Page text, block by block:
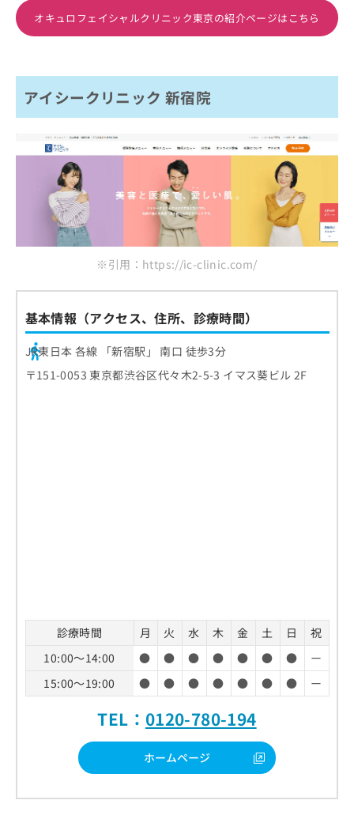
オキュロフェイシャルクリニック東京の紹介ページはこちら
アイシークリニック 新宿院
※引用：https://ic-clinic.com/
基本情報（アクセス、住所、診療時間）
JR東日本 各線 「新宿駅」 南口 徒歩3分
〒151-0053 東京都渋谷区代々木2-5-3 イマス葵ビル 2F
診療時間 月 火 水 木 金 土 日
祝
10:00～14:00
● ● ● ● ● ● ●
ー
15:00～19:00
● ● ● ● ● ● ● ー
TEL： 0120-780-194
ホームページ